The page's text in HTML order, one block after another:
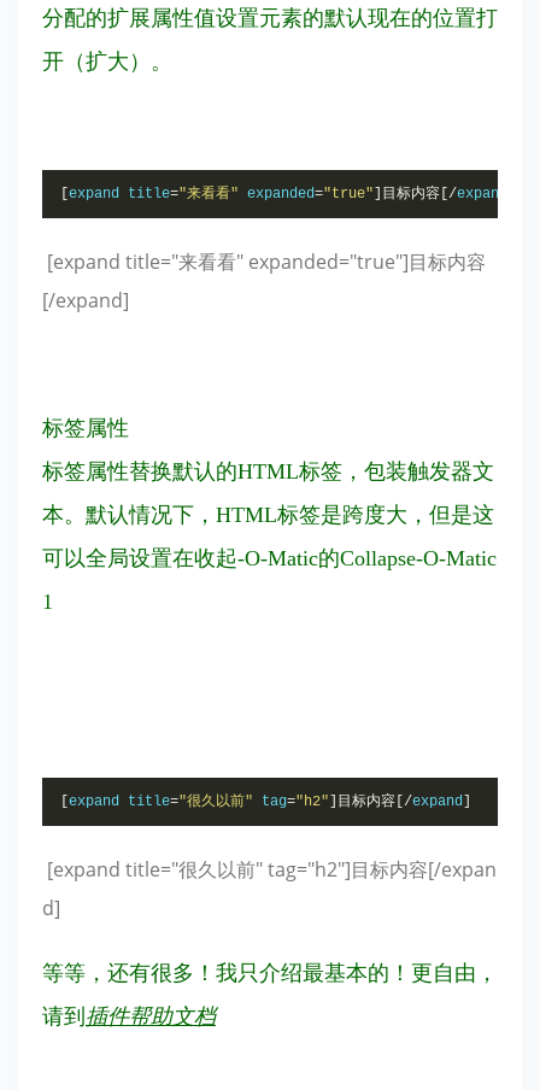
分配的扩展属性值设置元素的默认现在的位置打
开（扩大）。
expand title="来看看" expanded="true" ]目标内容[/expand
[expand title="来看看" expanded="true"]目标内容
[/expand]
标签属性
标签属性替换默认的HTML标签，包装触发器文
本。默认情况下，HTML标签是跨度大，但是这
可以全局设置在收起-O-Matic的Collapse-O-Matic
1
expand title="很久以前" tag="h2" ]目标内容[/expand
[expand title="很久以前" tag="h2"]目标内容[/expan
d]
等等，还有很多！我只介绍最基本的！更自由，
请到 插件帮助文档